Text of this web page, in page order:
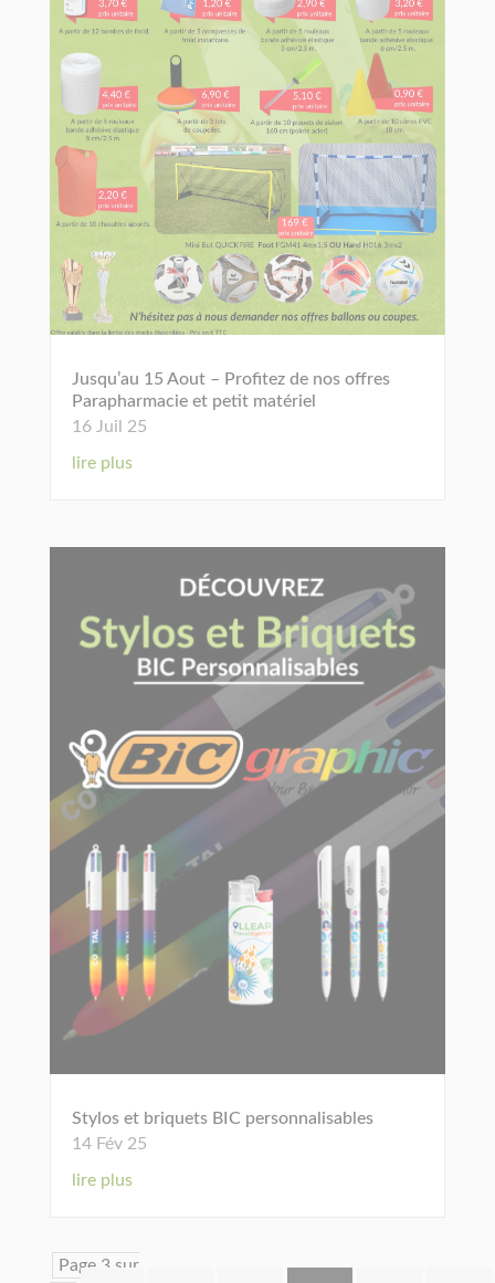
Jusqu’au 15 Aout – Profitez de nos offres
Parapharmacie et petit matériel
16 Juil 25
lire plus
Stylos et briquets BIC personnalisables
14 Fév 25
lire plus
Page 3 sur